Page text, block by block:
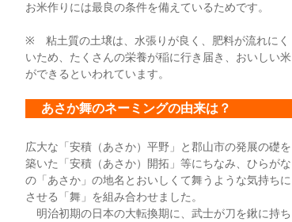
お米作りには最良の条件を備えているためです。
※ 粘土質の土壌は、水張りが良く、肥料が流れにく
いため、たくさんの栄養が稲に行き届き、おいしい米
ができるといわれています。
あさか舞のネーミングの由来は？
広大な「安積（あさか）平野」と郡山市の発展の礎を
築いた「安積（あさか）開拓」等にちなみ、ひらがな
の「あさか」の地名とおいしくて舞うような気持ちに
させる「舞」を組み合わせました。
明治初期の日本の大転換期に、武士が刀を鍬に持ち